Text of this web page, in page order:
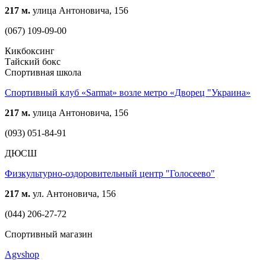
217 м. улица Антоновича, 156
(067) 109-09-00
Кикбоксинг
Тайский бокс
Спортивная школа
Спортивный клуб «Sarmat» возле метро «Дворец "Украина»
217 м. улица Антоновича, 156
(093) 051-84-91
ДЮСШ
Физкультурно-оздоровительный центр "Голосеево"
217 м. ул. Антоновича, 156
(044) 206-27-72
Спортивный магазин
Agvshop